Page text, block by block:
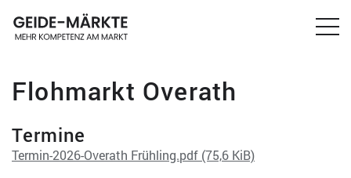
Flohmarkt Overath
Termine
Termin-2026-Overath Frühling.pdf (75,6 KiB)